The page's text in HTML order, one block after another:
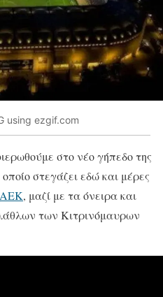
using ezgif.com
στο νέο γήπεδο της
στεγάζει εδώ και μέρες
ΑΕΚ, μαζί με τα όνειρα και
των Κιτρινόμαυρων